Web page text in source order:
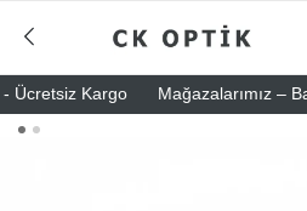
Kargo Mağazalarımız –